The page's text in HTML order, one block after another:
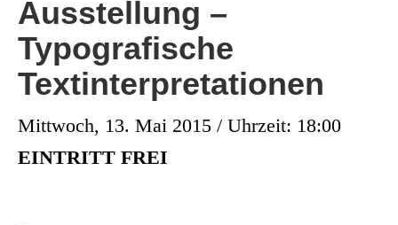
Ausstellung –
Typografische
Textinterpretationen
Mittwoch, 13. Mai 2015 / Uhrzeit: 18:00
EINTRITT FREI